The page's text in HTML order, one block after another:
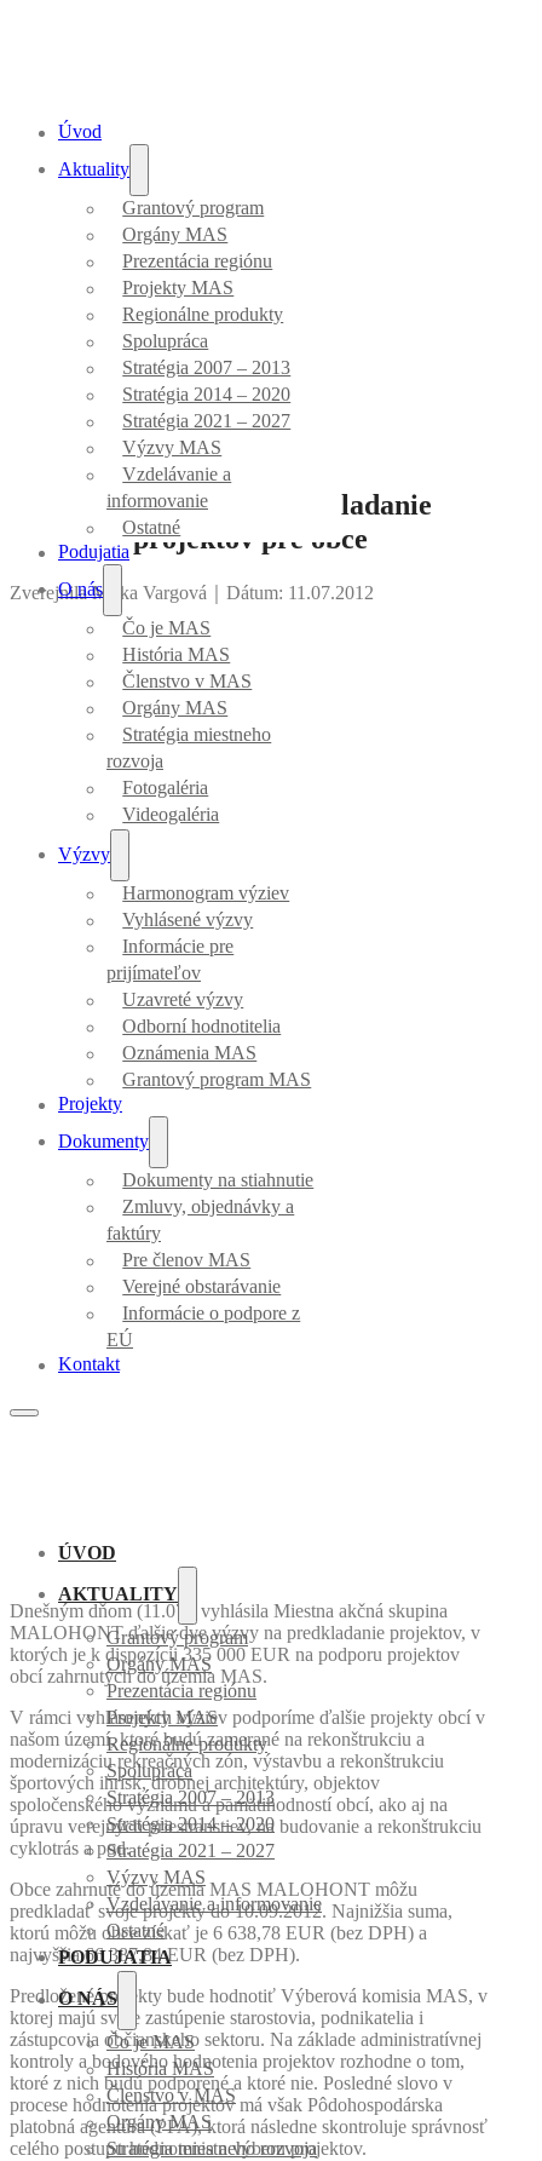
Úvod
Aktuality
Grantový program
Orgány MAS
Prezentácia regiónu
Projekty MAS
Regionálne produkty
Spolupráca
Stratégia 2007 – 2013
Stratégia 2014 – 2020
Stratégia 2021 – 2027
Výzvy MAS
Vzdelávanie a
informovanie
Ostatné
Podujatia
O nás
Čo je MAS
História MAS
Členstvo v MAS
Orgány MAS
Stratégia miestneho
rozvoja
Fotogaléria
Videogaléria
Výzvy
Harmonogram výziev
Vyhlásené výzvy
Informácie pre
prijímateľov
Uzavreté výzvy
Odborní hodnotitelia
Oznámenia MAS
Grantový program MAS
Projekty
Dokumenty
Dokumenty na stiahnutie
Zmluvy, objednávky a
faktúry
Pre členov MAS
Verejné obstarávanie
Informácie o podpore z
EÚ
Kontakt
ÚVOD
AKTUALITY
Grantový program
Orgány MAS
Prezentácia regiónu
Projekty MAS
Regionálne produkty
Spolupráca
Stratégia 2007 – 2013
Stratégia 2014 – 2020
Stratégia 2021 – 2027
Výzvy MAS
Vzdelávanie a informovanie
Ostatné
PODUJATIA
O NÁS
Čo je MAS
História MAS
Členstvo v MAS
Orgány MAS
Stratégia miestneho rozvoja
Aktuality
Úvod Výzvy MAS
Ďalšie výzvy na predkladanie
projektov pre obce
Zverejnila Mirka Vargová Dátum: 11.07.2012
Dnešným dňom (11.07.) vyhlásila Miestna akčná skupina
MALOHONT ďalšie dve výzvy na predkladanie projektov, v
ktorých je k dispozícii 335 000 EUR na podporu projektov
obcí zahrnutých do územia MAS.
V rámci vyhlásených výziev podporíme ďalšie projekty obcí v
našom území, ktoré budú zamerané na rekonštrukciu a
modernizáciu rekreačných zón, výstavbu a rekonštrukciu
športových ihrísk, drobnej architektúry, objektov
spoločenského významu a pamätihodností obcí, ako aj na
úpravu verejných priestranstiev, na budovanie a rekonštrukciu
cyklotrás a pod.
Obce zahrnuté do územia MAS MALOHONT môžu
predkladať svoje projekty do 10.09.2012. Najnižšia suma,
ktorú môžu obce získať je 6 638,78 EUR (bez DPH) a
najvyššia 66 387,84 EUR (bez DPH).
Predložené projekty bude hodnotiť Výberová komisia MAS, v
ktorej majú svoje zastúpenie starostovia, podnikatelia i
zástupcovia občianskeho sektoru. Na základe administratívnej
kontroly a bodového hodnotenia projektov rozhodne o tom,
ktoré z nich budú podporené a ktoré nie. Posledné slovo v
procese hodnotenia projektov má však Pôdohospodárska
platobná agentúra (PPA), ktorá následne skontroluje správnosť
celého postupu hodnotenia a výberu projektov.